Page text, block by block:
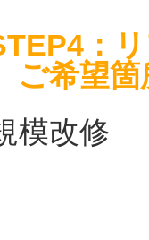
：
ご希望
模改修